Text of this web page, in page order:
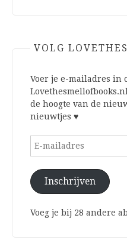
VOLG
Voer je e-mailadres in
de hoogte van de
nieuwtjes ♥
E-
Inschrijven
Voeg je bij 28 andere